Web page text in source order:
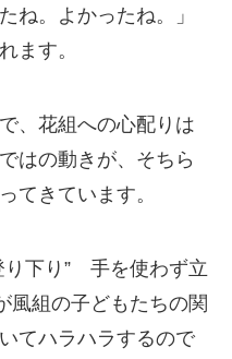
ね。よかったね。」
ます。
、花組への心配りは
はの動きが、そちら
てきています。
下り” 手を使わず立
風組の子どもたちの関
てハラハラするので